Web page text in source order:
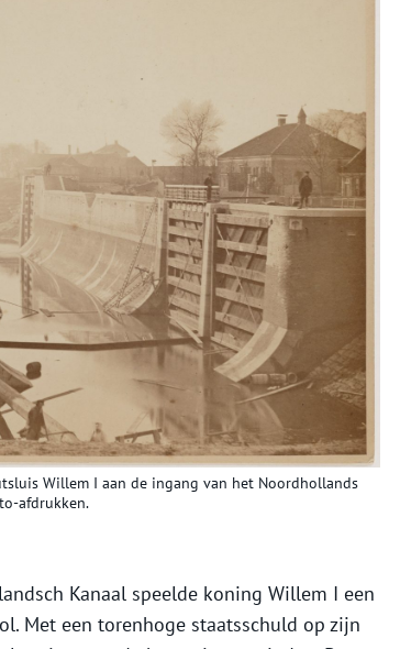
Willem I aan de ingang van het Noordhollands
afdrukken.
Kanaal speelde koning Willem I een
Met een torenhoge staatsschuld op zijn